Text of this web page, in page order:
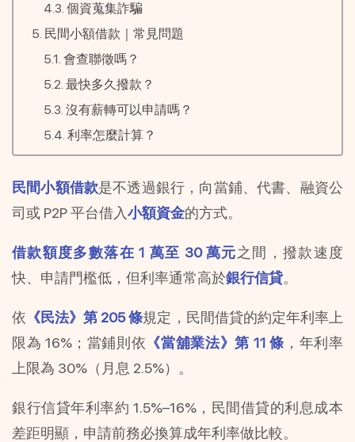
個資蒐集詐騙
民間小額借款｜常見問題
會查聯徵嗎？
最快多久撥款？
沒有薪轉可以申請嗎？
利率怎麼計算？
民間小額借款是不透過銀行，向當鋪、代書、融資公
司或 P2P 平台借入小額資金的方式。
借款額度多數落在 1 萬至 30 萬元之間，撥款速度
快、申請門檻低，但利率通常高於銀行信貸。
依 《民法》第 205 條規定，民間借貸的約定年利率上
限為 16%；當鋪則依 《當舖業法》第 11 條 ，年利率
上限為 30%（月息 2.5%）。
銀行信貸年利率約 1.5%–16%，民間借貸的利息成本
差距明顯，申請前務必換算成年利率做比較。